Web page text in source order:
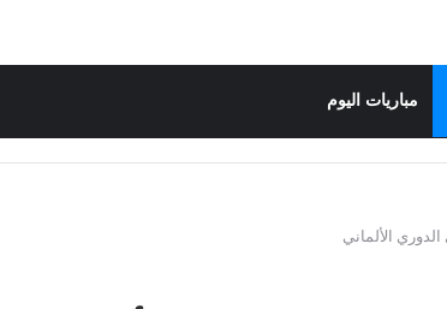
مباريات اليوم